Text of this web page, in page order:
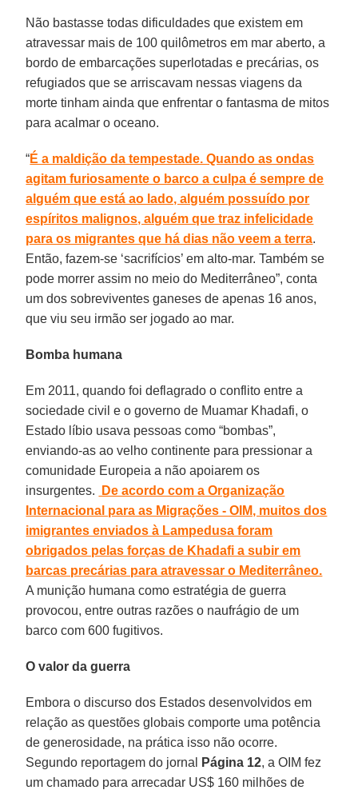
Não bastasse todas dificuldades que existem em
atravessar mais de 100 quilômetros em mar aberto, a
bordo de embarcações superlotadas e precárias, os
refugiados que se arriscavam nessas viagens da
morte tinham ainda que enfrentar o fantasma de mitos
para acalmar o oceano.
“É a maldição da tempestade. Quando as ondas
agitam furiosamente o barco a culpa é sempre de
alguém que está ao lado, alguém possuído por
espíritos malignos, alguém que traz infelicidade
para os migrantes que há dias não veem a terra.
Então, fazem-se ‘sacrifícios’ em alto-mar. Também se
pode morrer assim no meio do Mediterrâneo”, conta
um dos sobreviventes ganeses de apenas 16 anos,
que viu seu irmão ser jogado ao mar.
Bomba humana
Em 2011, quando foi deflagrado o conflito entre a
sociedade civil e o governo de Muamar Khadafi, o
Estado líbio usava pessoas como “bombas”,
enviando-as ao velho continente para pressionar a
comunidade Europeia a não apoiarem os
insurgentes.
De acordo com a Organização
Internacional para as Migrações - OIM, muitos dos
imigrantes enviados à Lampedusa foram
obrigados pelas forças de Khadafi a subir em
barcas precárias para atravessar o Mediterrâneo.
A munição humana como estratégia de guerra
provocou, entre outras razões o naufrágio de um
barco com 600 fugitivos.
O valor da guerra
Embora o discurso dos Estados desenvolvidos em
relação as questões globais comporte uma potência
de generosidade, na prática isso não ocorre.
Segundo reportagem do jornal
Página 12, a OIM fez
um chamado para arrecadar US$ 160 milhões de